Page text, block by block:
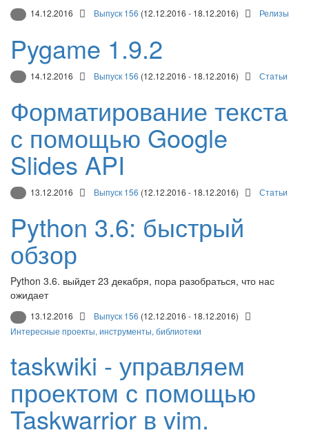
14.12.2016 Выпуск 156 (12.12.2016 - 18.12.2016) Релизы
Pygame 1.9.2
14.12.2016 Выпуск 156 (12.12.2016 - 18.12.2016) Статьи
Форматирование текста
с помощью Google
Slides API
13.12.2016 Выпуск 156 (12.12.2016 - 18.12.2016) Статьи
Python 3.6: быстрый
обзор
Python 3.6. выйдет 23 декабря, пора разобраться, что нас
ожидает
13.12.2016 Выпуск 156 (12.12.2016 - 18.12.2016)
Интересные проекты, инструменты, библиотеки
taskwiki - управляем
проектом с помощью
Taskwarrior в vim.